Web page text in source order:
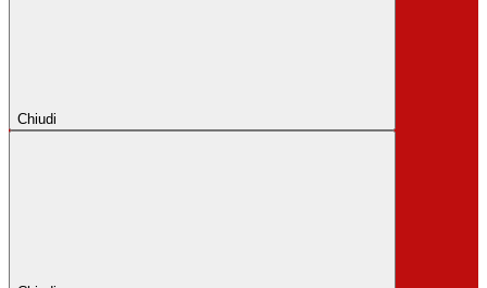
Chiudi